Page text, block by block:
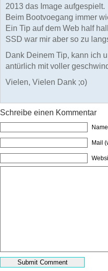
2013 das Image aufgespielt.
Beim Bootvoegang immer
Ein Tip auf dem Web half
SSD war mir aber so zu
Dank Deinem Tip, kann ich
antürlich mit voller
Vielen, Vielen Dank ;o)
Schreibe einen Kommentar
Mail